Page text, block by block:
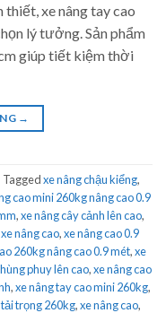
thiết, xe nâng tay cao
lý tưởng. Sản phẩm
giúp tiết kiệm thời
→
Taggedxe nâng chậu kiểng,
cao mini 260kg nâng cao 0.9
,xe nâng cây cảnh lên cao,
nâng cao,xe nâng cao 0.9
260kg nâng cao 0.9 mét,xe
phuy lên cao,xe nâng cao
,xe nâng tay cao mini 260kg,
trọng 260kg,xe nâng cao,